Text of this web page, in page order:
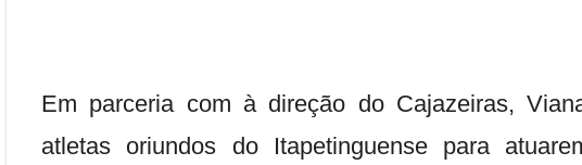
Em parceria com à direção do Cajazeiras,
atletas oriundos do Itapetinguense para